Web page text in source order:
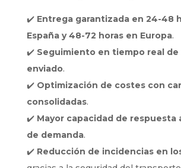
✔️ Entrega garantizada en 24-48
España y 48-72 horas en Europa.
✔️ Seguimiento en tiempo real
enviado.
✔️ Optimización de costes con
consolidadas.
✔️ Mayor capacidad de respuesta
de demanda.
✔️ Reducción de incidencias en